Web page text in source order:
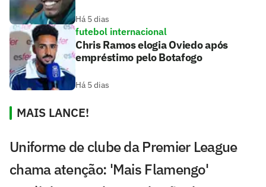
Há 5 dias
futebol internacional
Chris Ramos elogia Oviedo após
empréstimo pelo Botafogo
Há 5 dias
MAIS LANCE!
Uniforme de clube da Premier League
chama atenção: 'Mais Flamengo'